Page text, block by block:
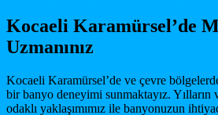
Kocaeli Karamürsel’de
Uzmanınız
Kocaeli Karamürsel’de ve çevre
bir banyo deneyimi sunmaktayız. Yılların
odaklı yaklaşımımız ile banyonuzun